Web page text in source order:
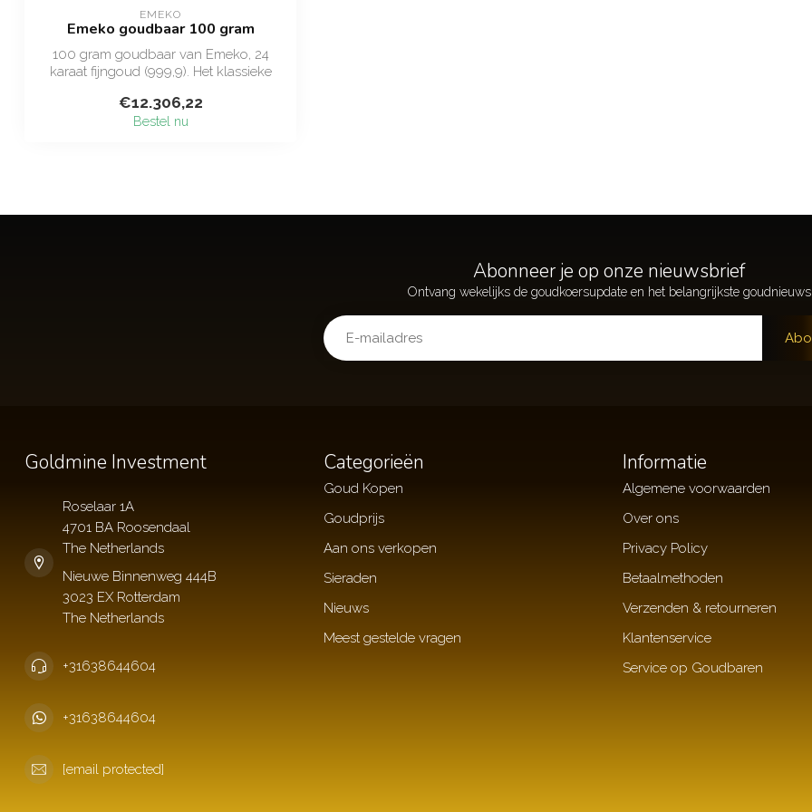
EMEKO
Emeko goudbaar 100 gram
100 gram goudbaar van Emeko, 24
karaat fijngoud (999,9). Het klassieke
€12.306,22
Bestel nu
Abonneer je op onze nieuwsbrief
Goldmine Investment
Roselaar 1A
4701 BA Roosendaal
The Netherlands
+31638644604
+31638644604
[email protected]
Categorieën
Goud Kopen
Goudprijs
Aan ons verkopen
Sieraden
Nieuws
Meest gestelde vragen
Informatie
Algemene voorwaarden
Over ons
Privacy Policy
Betaalmethoden
Verzenden & retourneren
Klantenservice
Service op Goudbaren